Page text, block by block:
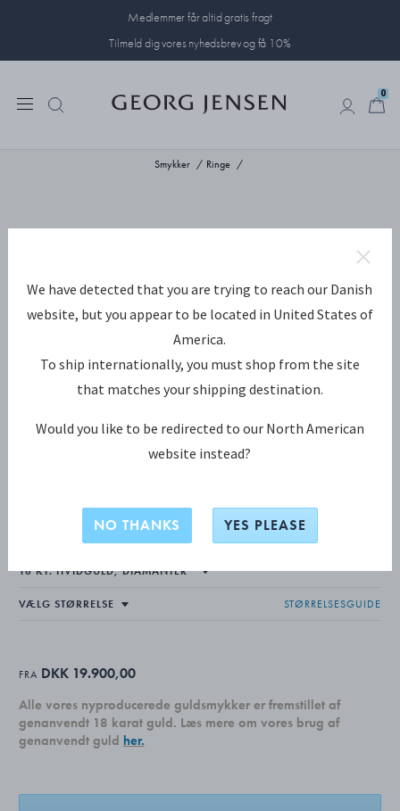
Medlemmer får altid gratis fragt
Tilmeld dig vores nyhedsbrev og få 10%
0
Smykker Ringe
FUSION endering
STØRRELSESGUIDE
FRA DKK 19.900,00
Alle vores nyproducerede guldsmykker er fremstillet af
genanvendt 18 karat guld. Læs mere om vores brug af
genanvendt guld her.
We have detected that you are trying to reach our Danish
website, but you appear to be located in United States of
America.
To ship internationally, you must shop from the site
that matches your shipping destination.
Would you like to be redirected to our North American
website instead?
NO THANKS YES PLEASE